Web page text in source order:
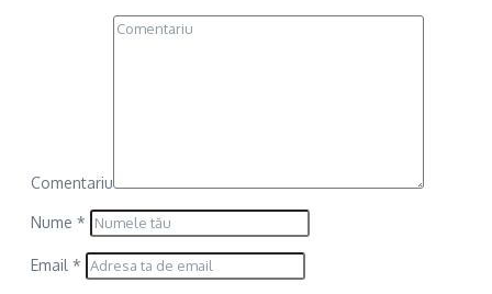
Comentariu
Nume *
Email *